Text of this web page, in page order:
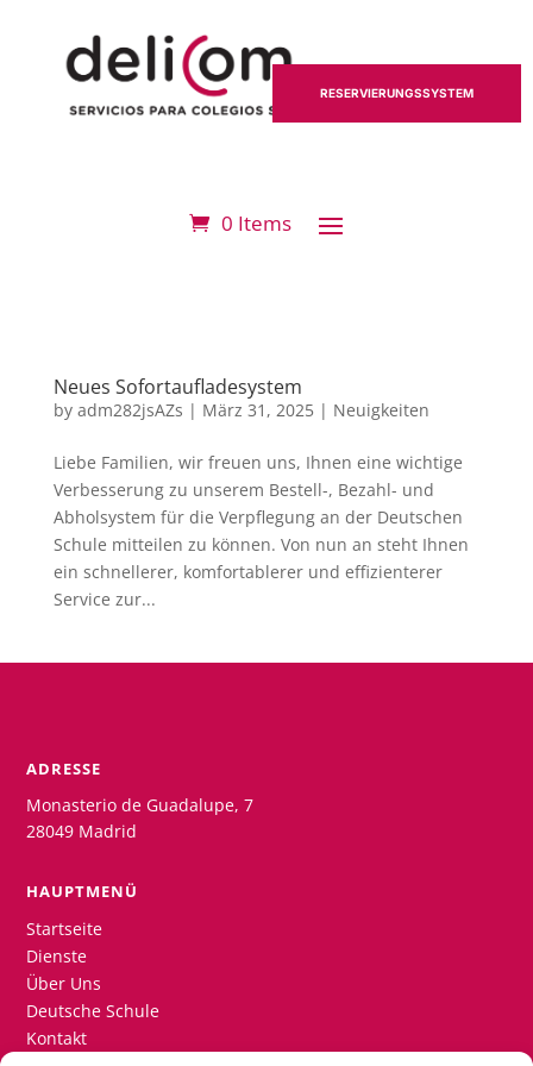
0 Items
RESERVIERUNGSSYSTEM
Neues Sofortaufladesystem
by adm282jsAZs | März 31, 2025| Neuigkeiten
Liebe Familien, wir freuen uns, Ihnen eine wichtige
Verbesserung zu unserem Bestell-, Bezahl- und
Abholsystem für die Verpflegung an der Deutschen
Schule mitteilen zu können. Von nun an steht Ihnen
ein schnellerer, komfortablerer und effizienterer
Service zur...
ADRESSE
Monasterio de Guadalupe, 7
28049 Madrid
HAUPTMENÜ
Startseite
Dienste
Über Uns
Deutsche Schule
Kontakt